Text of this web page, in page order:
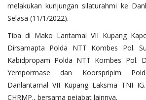
melakukan kunjungan silaturahmi ke
Selasa (11/1/2022).
Tiba di Mako Lantamal VII Kupang
Dirsamapta Polda NTT Kombes Pol.
Kabidpropam Polda NTT Kombes Pol.
Yempormase dan Koorspripim
Danlantamal VII Kupang Laksma TNI
CHRMP., bersama pejabat lainnya.